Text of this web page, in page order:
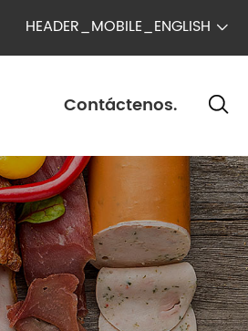
HEADER_MOBILE_ENGLISH 
Contáctenos. 